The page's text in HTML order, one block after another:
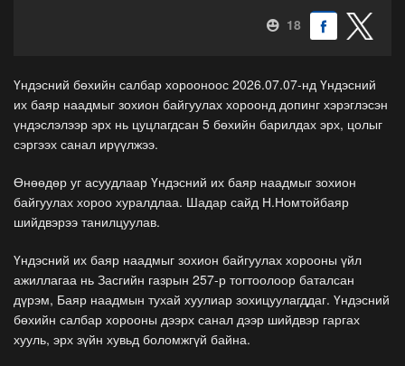
18
Үндэсний бөхийн салбар хорооноос 2026.07.07-нд Үндэсний
их баяр наадмыг зохион байгуулах хороонд допинг хэрэглэсэн
үндэслэлээр эрх нь цуцлагдсан 5 бөхийн барилдах эрх, цолыг
сэргээх санал ирүүлжээ.
Өнөөдөр уг асуудлаар Үндэсний их баяр наадмыг зохион
байгуулах хороо хуралдлаа. Шадар сайд Н.Номтойбаяр
шийдвэрээ танилцуулав.
Үндэсний их баяр наадмыг зохион байгуулах хорооны үйл
ажиллагаа нь Засгийн газрын 257-р тогтоолоор баталсан
дүрэм, Баяр наадмын тухай хуулиар зохицуулагддаг. Үндэсний
бөхийн салбар хорооны дээрх санал дээр шийдвэр гаргах
хууль, эрх зүйн хувьд боломжгүй байна.